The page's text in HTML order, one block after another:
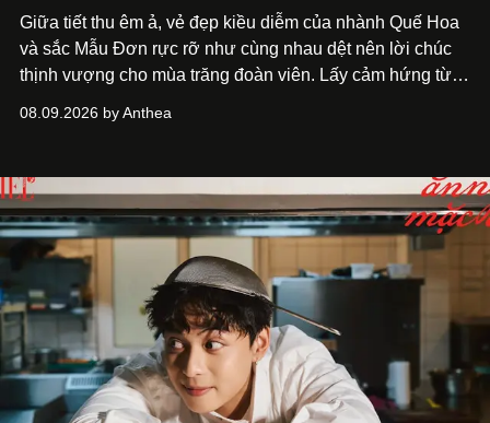
Giữa tiết thu êm ả, vẻ đẹp kiều diễm của nhành Quế Hoa
và sắc Mẫu Đơn rực rỡ như cùng nhau dệt nên lời chúc
thịnh vượng cho mùa trăng đoàn viên. Lấy cảm hứng từ
hương vị của những thức quà truyền thống vào bộ sưu
quà tặng ‘Mẫu Đơn Khai Phúc’, ‘Quế Hoa Vọng Nguyệt’
và ‘Nguyệt Sắc Giao Hòa’, gửi trao ước nguyện bình an
và hạnh phúc viên mãn.
08.09.2026 by Anthea